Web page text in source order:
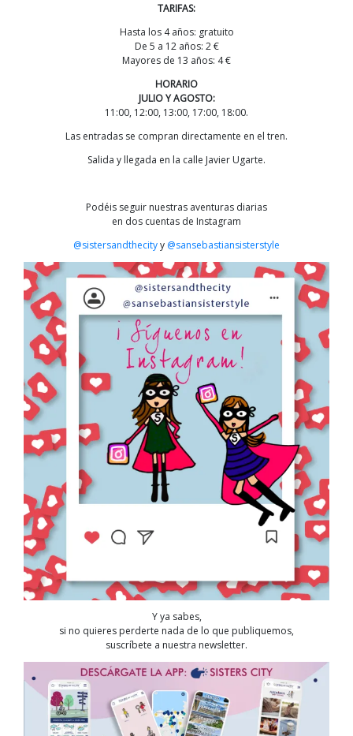
TARIFAS:
Hasta los 4 años: gratuito
De 5 a 12 años: 2 €
Mayores de 13 años: 4 €
HORARIO
JULIO Y AGOSTO:
11:00, 12:00, 13:00, 17:00, 18:00.
Las entradas se compran directamente en el tren.
Salida y llegada en la calle Javier Ugarte.
Podéis seguir nuestras aventuras diarias
en dos cuentas de Instagram
@sistersandthecityy @sansebastiansisterstyle
Y ya sabes,
si no quieres perderte nada de lo que publiquemos,
suscríbete a nuestra newsletter.